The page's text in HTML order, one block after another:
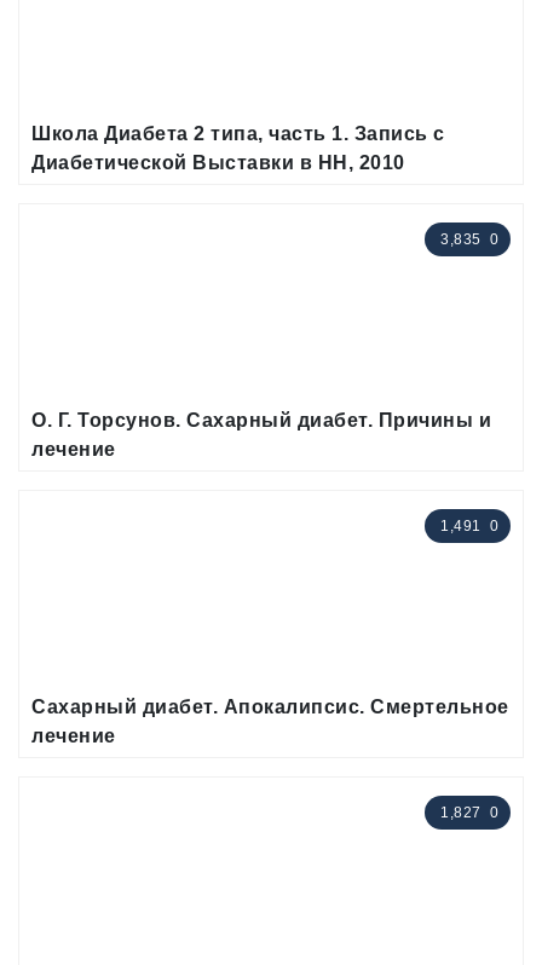
Школа Диабета 2 типа, часть 1. Запись с
Диабетической Выставки в НН, 2010
3,835 0
О. Г. Торсунов. Сахарный диабет. Причины и
лечение
1,491 0
Сахарный диабет. Апокалипсис. Смертельное
лечение
1,827 0